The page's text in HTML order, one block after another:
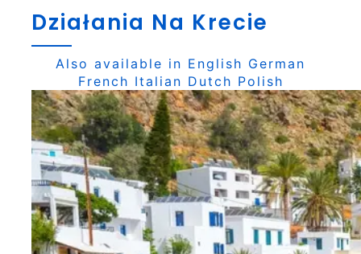
Działania Na Krecie
Also available in English German
French Italian Dutch Polish